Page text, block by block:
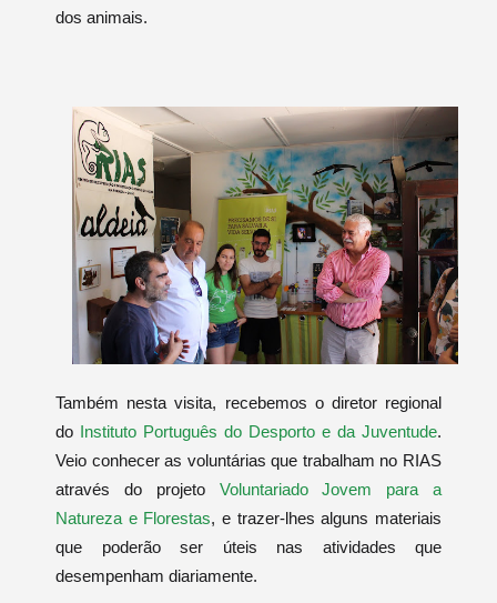
dos animais.
Também nesta visita, recebemos o diretor regional
do Instituto Português do Desporto e da Juventude.
Veio conhecer as voluntárias que trabalham no RIAS
através do projeto Voluntariado Jovem para a
Natureza e Florestas, e trazer-lhes alguns materiais
que poderão ser úteis nas atividades que
desempenham diariamente.